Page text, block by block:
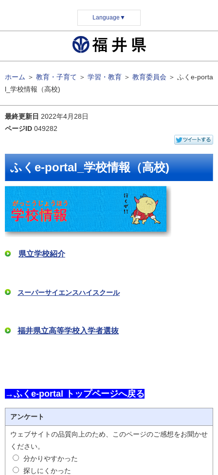
Language ▼
ホーム ＞ 教育・子育て ＞ 学習・教育 ＞ 教育委員会 ＞ ふくe-porta
l_学校情報（高校)
最終更新日 2022年4月28日
ページID 049282
ふくe-portal_学校情報（高校)
県立学校紹介
スーパーサイエンスハイスクール
福井県立高等学校入学者選抜
→ふくe-portal トップページへ戻る
アンケート
ウェブサイトの品質向上のため、このページのご感想をお聞かせ
ください。
分かりやすかった
探しにくかった